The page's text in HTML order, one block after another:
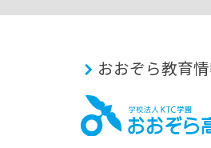
おおぞら教育